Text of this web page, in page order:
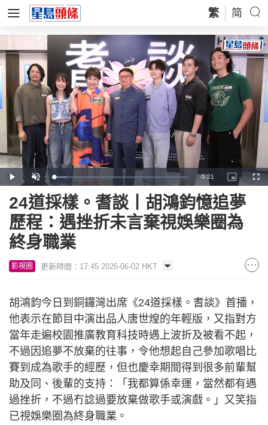
繁 简
Play Unmute Loaded:
9.75%
Remaining
Time
-5:21
Picture-
in-
24道採樣。耆談丨胡鴻鈞憶追夢
歷程：遇挫折未言棄視娛樂圈為
終身職業
影視圈 更新時間：17:45 2026-06-02 HKT
胡鴻鈞今日到銅鑼灣出席《24道採樣。耆談》首播，
他表示在節目中演出品人唐世煌的年輕版，又指對方
當年走遍校園推廣教育科技時遇上波折及被看不起，
不過因追夢不放棄的往事，令他想起自己參加歌唱比
賽到成為歌手的經歷，但也慶幸期間得到很多前輩幫
助及同、後輩的支持：「我都算係幸運，當然都有遇
過挫折，不過冇諗過要放棄做歌手或演戲。」又笑指
已視娛樂圈為終身職業。